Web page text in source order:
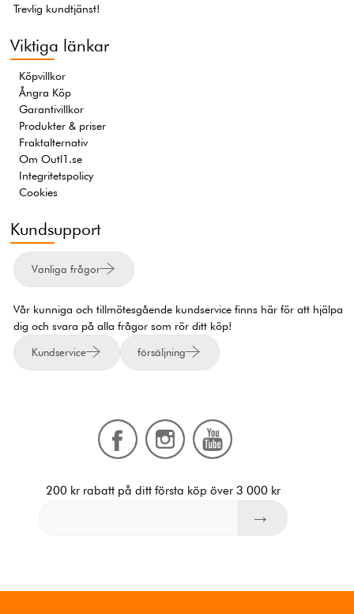
Trevlig kundtjänst!
Viktiga länkar
Köpvillkor
Ångra Köp
Garantivillkor
Produkter & priser
Fraktalternativ
Om Outl1.se
Integritetspolicy
Cookies
Kundsupport
Vanliga frågor
Vår kunniga och tillmötesgående kundservice finns här för att hjälpa
dig och svara på alla frågor som rör ditt köp!
Kundservice försäljning
200 kr rabatt på ditt första köp över 3 000 kr